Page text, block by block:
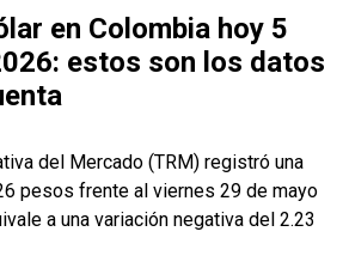
en Colombia hoy 5
estos son los datos
del Mercado (TRM) registró una
pesos frente al viernes 29 de mayo
a una variación negativa del 2.23